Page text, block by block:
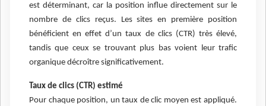
est déterminant, car la position influe directement sur le
nombre de clics reçus. Les sites en première position
bénéficient en effet d’un taux de clics (CTR) très élevé,
tandis que ceux se trouvant plus bas voient leur trafic
organique décroître significativement.
Taux de clics (CTR) estimé
Pour chaque position, un taux de clic moyen est appliqué.